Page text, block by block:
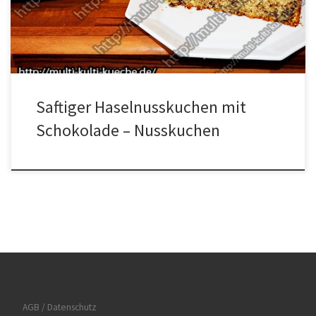
Nun die Haselnüsse, den Zucker, die Butter, die 5 Eier, das Mehl,
und das Backpulver miteinander vermischen. […]
Saftiger Haselnusskuchen mit
Schokolade – Nusskuchen
AGB / Datenschutz